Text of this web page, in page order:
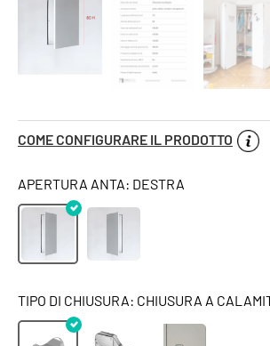
COME CONFIGURARE IL PRODOTTO
APERTURA ANTA: DESTRA
TIPO DI CHIUSURA: CHIUSURA A